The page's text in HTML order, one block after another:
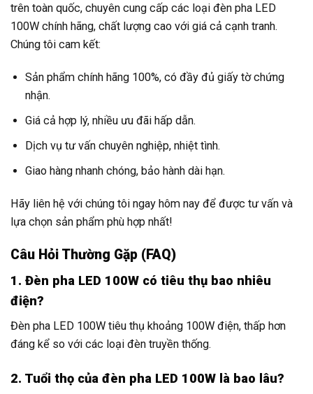
trên toàn quốc, chuyên cung cấp các loại đèn pha LED
100W chính hãng, chất lượng cao với giá cả cạnh tranh.
Chúng tôi cam kết:
Sản phẩm chính hãng 100%, có đầy đủ giấy tờ chứng
nhận.
Giá cả hợp lý, nhiều ưu đãi hấp dẫn.
Dịch vụ tư vấn chuyên nghiệp, nhiệt tình.
Giao hàng nhanh chóng, bảo hành dài hạn.
Hãy liên hệ với chúng tôi ngay hôm nay để được tư vấn và
lựa chọn sản phẩm phù hợp nhất!
Câu Hỏi Thường Gặp (FAQ)
1. Đèn pha LED 100W có tiêu thụ bao nhiêu
điện?
Đèn pha LED 100W tiêu thụ khoảng 100W điện, thấp hơn
đáng kể so với các loại đèn truyền thống.
2. Tuổi thọ của đèn pha LED 100W là bao lâu?